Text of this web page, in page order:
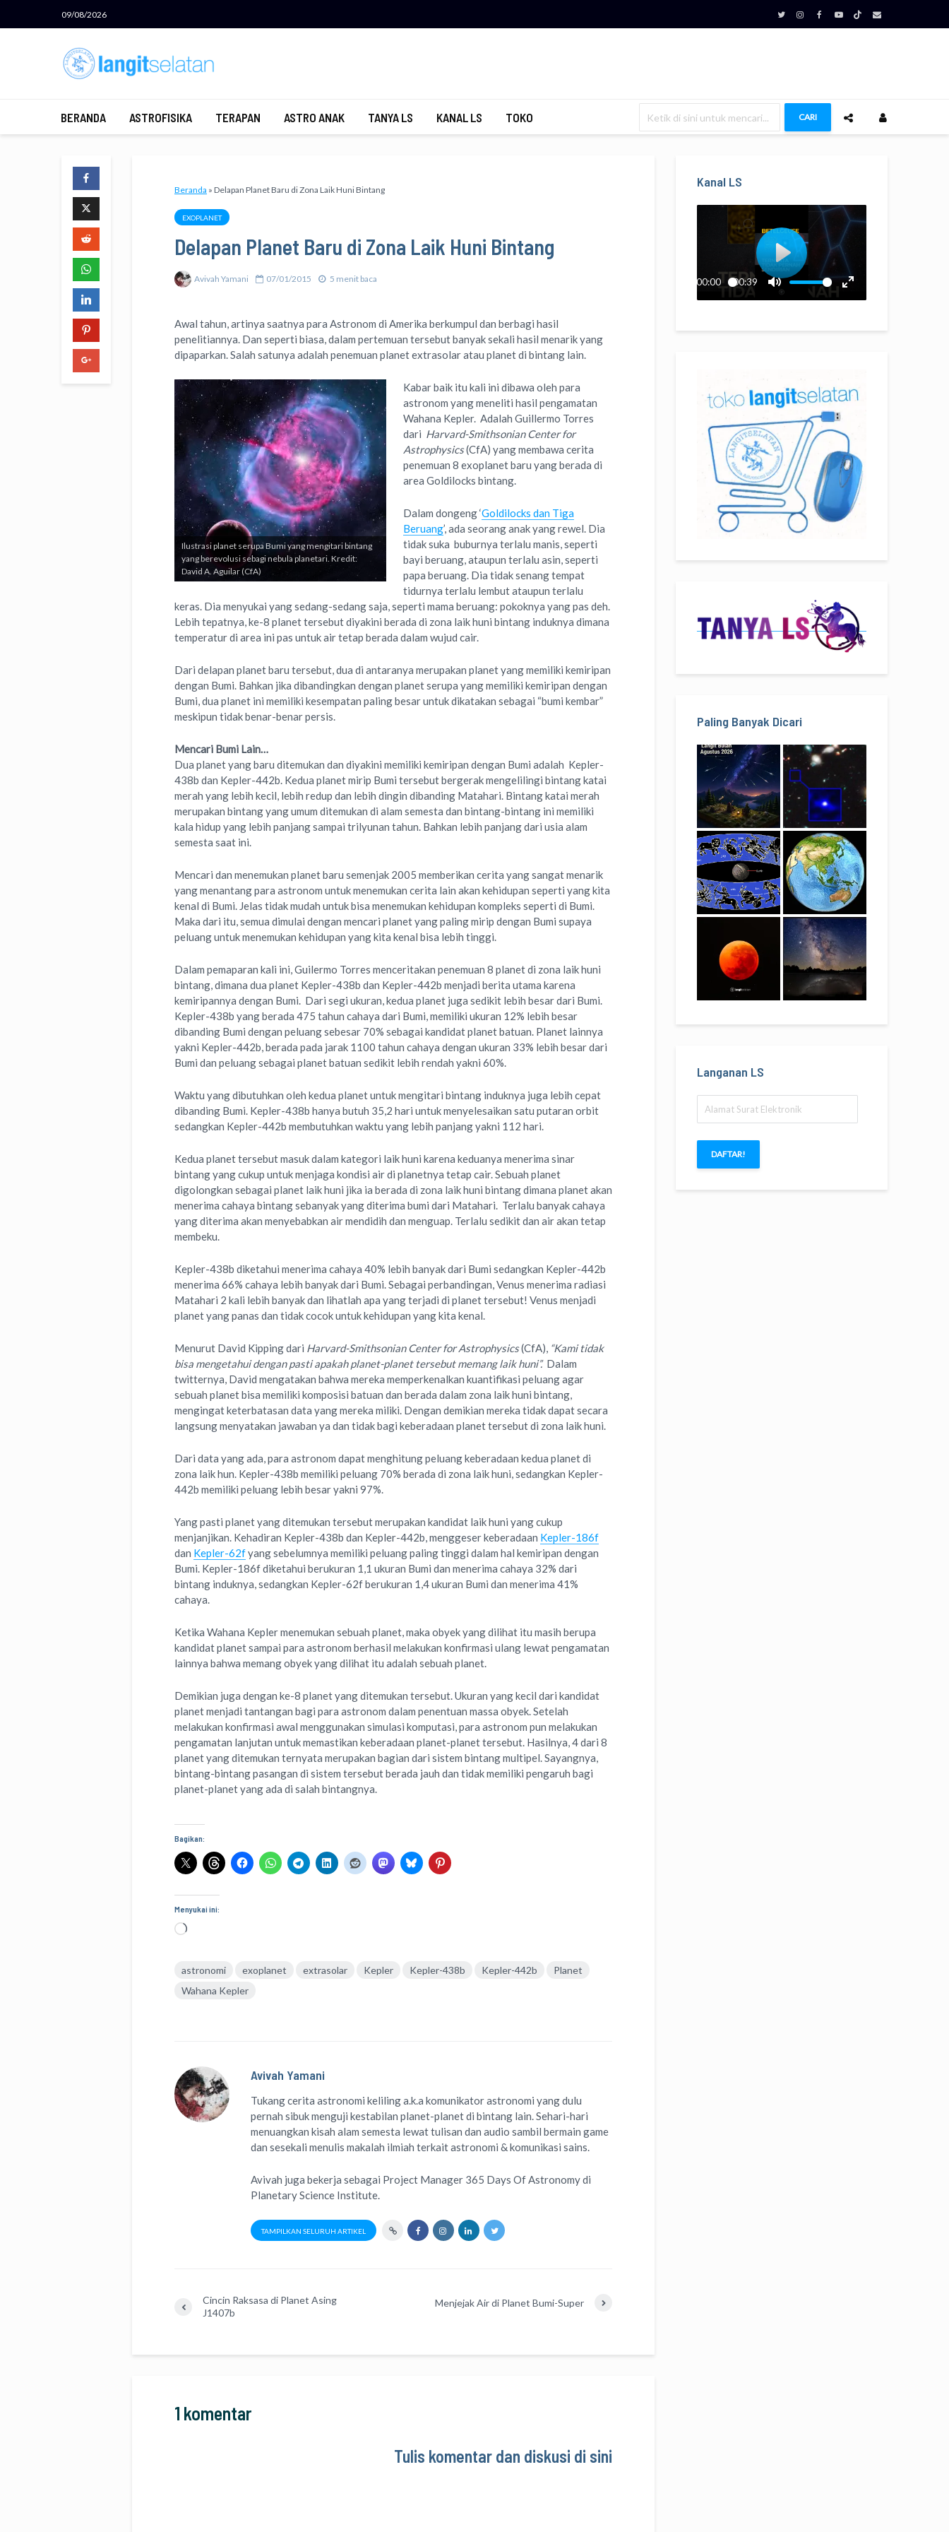
09/08/2026
BERANDA ASTROFISIKA TERAPAN ASTRO ANAK TANYA LS KANAL LS TOKO CARI
Beranda » Delapan Planet Baru di Zona Laik Huni Bintang
EXOPLANET
Delapan Planet Baru di Zona Laik Huni Bintang
Avivah Yamani 07/01/2015 5 menit baca
Awal tahun, artinya saatnya para Astronom di Amerika berkumpul dan berbagi hasil
penelitiannya. Dan seperti biasa, dalam pertemuan tersebut banyak sekali hasil menarik yang
dipaparkan. Salah satunya adalah penemuan planet extrasolar atau planet di bintang lain.
Ilustrasi planet serupa Bumi yang mengitari bintang
yang berevolusi sebagi nebula planetari. Kredit:
David A. Aguilar (CfA)
Kabar baik itu kali ini dibawa oleh para
astronom yang meneliti hasil pengamatan
Wahana Kepler. Adalah Guillermo Torres
dari Harvard-Smithsonian Center for
Astrophysics(CfA) yang membawa cerita
penemuan 8 exoplanet baru yang berada di
area Goldilocks bintang.
Dalam dongeng ‘Goldilocks dan Tiga
Beruang’, ada seorang anak yang rewel. Dia
tidak suka buburnya terlalu manis, seperti
bayi beruang, ataupun terlalu asin, seperti
papa beruang. Dia tidak senang tempat
tidurnya terlalu lembut ataupun terlalu
keras. Dia menyukai yang sedang-sedang saja, seperti mama beruang: pokoknya yang pas deh.
Lebih tepatnya, ke-8 planet tersebut diyakini berada di zona laik huni bintang induknya dimana
temperatur di area ini pas untuk air tetap berada dalam wujud cair.
Dari delapan planet baru tersebut, dua di antaranya merupakan planet yang memiliki kemiripan
dengan Bumi. Bahkan jika dibandingkan dengan planet serupa yang memiliki kemiripan dengan
Bumi, dua planet ini memiliki kesempatan paling besar untuk dikatakan sebagai “bumi kembar”
meskipun tidak benar-benar persis.
Mencari Bumi Lain…
Dua planet yang baru ditemukan dan diyakini memiliki kemiripan dengan Bumi adalah Kepler-
438b dan Kepler-442b. Kedua planet mirip Bumi tersebut bergerak mengelilingi bintang katai
merah yang lebih kecil, lebih redup dan lebih dingin dibanding Matahari. Bintang katai merah
merupakan bintang yang umum ditemukan di alam semesta dan bintang-bintang ini memiliki
kala hidup yang lebih panjang sampai trilyunan tahun. Bahkan lebih panjang dari usia alam
semesta saat ini.
Mencari dan menemukan planet baru semenjak 2005 memberikan cerita yang sangat menarik
yang menantang para astronom untuk menemukan cerita lain akan kehidupan seperti yang kita
kenal di Bumi. Jelas tidak mudah untuk bisa menemukan kehidupan kompleks seperti di Bumi.
Maka dari itu, semua dimulai dengan mencari planet yang paling mirip dengan Bumi supaya
peluang untuk menemukan kehidupan yang kita kenal bisa lebih tinggi.
Dalam pemaparan kali ini, Guilermo Torres menceritakan penemuan 8 planet di zona laik huni
bintang, dimana dua planet Kepler-438b dan Kepler-442b menjadi berita utama karena
kemiripannya dengan Bumi. Dari segi ukuran, kedua planet juga sedikit lebih besar dari Bumi.
Kepler-438b yang berada 475 tahun cahaya dari Bumi, memiliki ukuran 12% lebih besar
dibanding Bumi dengan peluang sebesar 70% sebagai kandidat planet batuan. Planet lainnya
yakni Kepler-442b, berada pada jarak 1100 tahun cahaya dengan ukuran 33% lebih besar dari
Bumi dan peluang sebagai planet batuan sedikit lebih rendah yakni 60%.
Waktu yang dibutuhkan oleh kedua planet untuk mengitari bintang induknya juga lebih cepat
dibanding Bumi. Kepler-438b hanya butuh 35,2 hari untuk menyelesaikan satu putaran orbit
sedangkan Kepler-442b membutuhkan waktu yang lebih panjang yakni 112 hari.
Kedua planet tersebut masuk dalam kategori laik huni karena keduanya menerima sinar
bintang yang cukup untuk menjaga kondisi air di planetnya tetap cair. Sebuah planet
digolongkan sebagai planet laik huni jika ia berada di zona laik huni bintang dimana planet akan
menerima cahaya bintang sebanyak yang diterima bumi dari Matahari. Terlalu banyak cahaya
yang diterima akan menyebabkan air mendidih dan menguap. Terlalu sedikit dan air akan tetap
membeku.
Kepler-438b diketahui menerima cahaya 40% lebih banyak dari Bumi sedangkan Kepler-442b
menerima 66% cahaya lebih banyak dari Bumi. Sebagai perbandingan, Venus menerima radiasi
Matahari 2 kali lebih banyak dan lihatlah apa yang terjadi di planet tersebut! Venus menjadi
planet yang panas dan tidak cocok untuk kehidupan yang kita kenal.
Menurut David Kipping dari Harvard-Smithsonian Center for Astrophysics(CfA), “Kami tidak
bisa mengetahui dengan pasti apakah planet-planet tersebut memang laik huni”.Dalam
twitternya, David mengatakan bahwa mereka memperkenalkan kuantifikasi peluang agar
sebuah planet bisa memiliki komposisi batuan dan berada dalam zona laik huni bintang,
mengingat keterbatasan data yang mereka miliki. Dengan demikian mereka tidak dapat secara
langsung menyatakan jawaban ya dan tidak bagi keberadaan planet tersebut di zona laik huni.
Dari data yang ada, para astronom dapat menghitung peluang keberadaan kedua planet di
zona laik hun. Kepler-438b memiliki peluang 70% berada di zona laik huni, sedangkan Kepler-
442b memiliki peluang lebih besar yakni 97%.
Yang pasti planet yang ditemukan tersebut merupakan kandidat laik huni yang cukup
menjanjikan. Kehadiran Kepler-438b dan Kepler-442b, menggeser keberadaan Kepler-186f
dan Kepler-62fyang sebelumnya memiliki peluang paling tinggi dalam hal kemiripan dengan
Bumi. Kepler-186f diketahui berukuran 1,1 ukuran Bumi dan menerima cahaya 32% dari
bintang induknya, sedangkan Kepler-62f berukuran 1,4 ukuran Bumi dan menerima 41%
cahaya.
Ketika Wahana Kepler menemukan sebuah planet, maka obyek yang dilihat itu masih berupa
kandidat planet sampai para astronom berhasil melakukan konfirmasi ulang lewat pengamatan
lainnya bahwa memang obyek yang dilihat itu adalah sebuah planet.
Demikian juga dengan ke-8 planet yang ditemukan tersebut. Ukuran yang kecil dari kandidat
planet menjadi tantangan bagi para astronom dalam penentuan massa obyek. Setelah
melakukan konfirmasi awal menggunakan simulasi komputasi, para astronom pun melakukan
pengamatan lanjutan untuk memastikan keberadaan planet-planet tersebut. Hasilnya, 4 dari 8
planet yang ditemukan ternyata merupakan bagian dari sistem bintang multipel. Sayangnya,
bintang-bintang pasangan di sistem tersebut berada jauh dan tidak memiliki pengaruh bagi
planet-planet yang ada di salah bintangnya.
Bagikan:
Menyukai ini:
Memuat...
astronomi exoplanet extrasolar Kepler Kepler-438b Kepler-442b
Planet
Wahana Kepler
Avivah Yamani
Tukang cerita astronomi kelilinga.k.akomunikator astronomi yang dulu
pernah sibuk menguji kestabilan planet-planet di bintang lain. Sehari-hari
menuangkan kisah alam semesta lewattulisandanaudio sambil bermain game
dan sesekali menulismakalah ilmiah terkait astronomi &komunikasi sains.
Avivah juga bekerja sebagai Project Manager 365 Days Of Astronomydi
Planetary Science Institute.
TAMPILKAN SELURUH ARTIKEL
Cincin Raksasa di Planet Asing
J1407b
Menjejak Air di Planet Bumi-Super
1 komentar
Tulis komentar dan diskusi di sini
Kanal LS
Paling Banyak Dicari
Langanan LS
Surat
Elektronik
DAFTAR!